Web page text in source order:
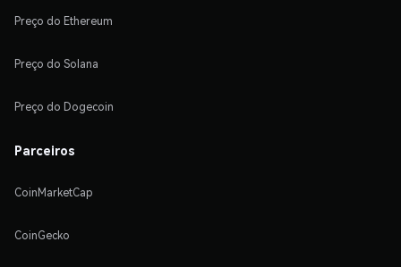
Preço do Ethereum
Preço do Solana
Preço do Dogecoin
Parceiros
CoinMarketCap
CoinGecko